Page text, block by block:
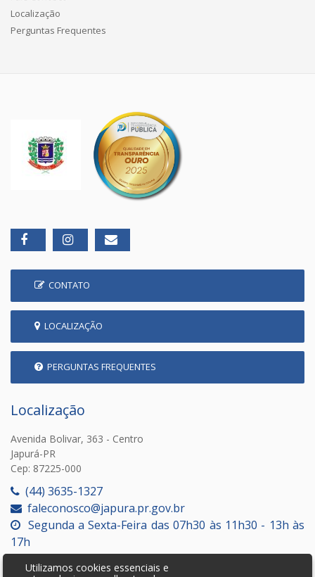
Localização
Perguntas Frequentes
CONTATO
LOCALIZAÇÃO
PERGUNTAS FREQUENTES
Localização
Avenida Bolivar, 363 - Centro
Japurá-PR
Cep: 87225-000
(44) 3635-1327
faleconosco@japura.pr.gov.br
Segunda a Sexta-Feira das 07h30 às 11h30 - 13h às
17h
Utilizamos cookies essenciais e